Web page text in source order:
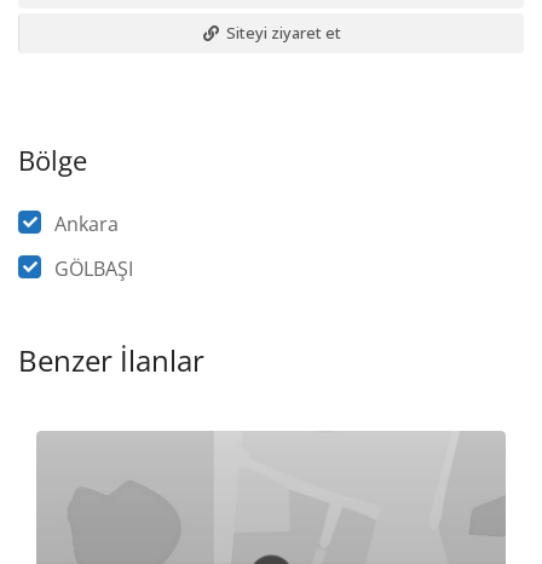
Siteyi ziyaret et
Bölge
Ankara
GÖLBAŞI
Benzer İlanlar